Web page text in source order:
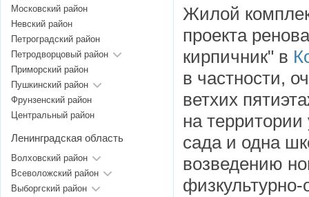
Жилой
проекта
кирпичник" в
в частности,
ветхих
на
сада и одна
возведению
Московский район
Невский район
Петроградский район
Петродворцовый район
Приморский район
Пушкинский район
Фрунзенский район
Центральный район
Ленинградская область
Волховский район
Всеволожский район
Выборгский район